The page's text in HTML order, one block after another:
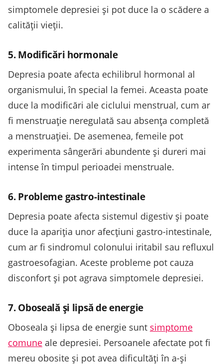
simptomele depresiei și pot duce la o scădere a
calității vieții.
5. Modificări hormonale
Depresia poate afecta echilibrul hormonal al
organismului, în special la femei. Aceasta poate
duce la modificări ale ciclului menstrual, cum ar
fi menstruație neregulată sau absența completă
a menstruației. De asemenea, femeile pot
experimenta sângerări abundente și dureri mai
intense în timpul perioadei menstruale.
6. Probleme gastro-intestinale
Depresia poate afecta sistemul digestiv și poate
duce la apariția unor afecțiuni gastro-intestinale,
cum ar fi sindromul colonului iritabil sau refluxul
gastroesofagian. Aceste probleme pot cauza
disconfort și pot agrava simptomele depresiei.
7. Oboseală și lipsă de energie
Oboseala și lipsa de energie sunt simptome
comune ale depresiei. Persoanele afectate pot fi
mereu obosite și pot avea dificultăți în a-și